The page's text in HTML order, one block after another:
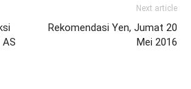
Next article
Rekomendasi Yen, Jumat 20
Mei 2016